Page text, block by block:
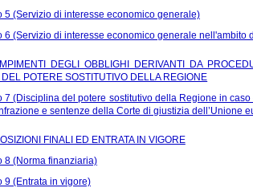
5 (Servizio di interesse economico generale)
6 (Servizio di interesse economico generale
DEGLI OBBLIGHI DERIVANTI DA
DEL POTERE SOSTITUTIVO DELLA REGIONE
7 (Disciplina del potere sostitutivo della Regione in
e sentenze della Corte di giustizia dell’Unione
FINALI ED ENTRATA IN VIGORE
8 (Norma finanziaria)
9 (Entrata in vigore)